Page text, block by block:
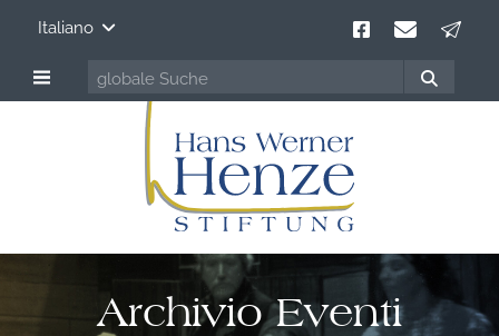
Italiano
Archivio Eventi